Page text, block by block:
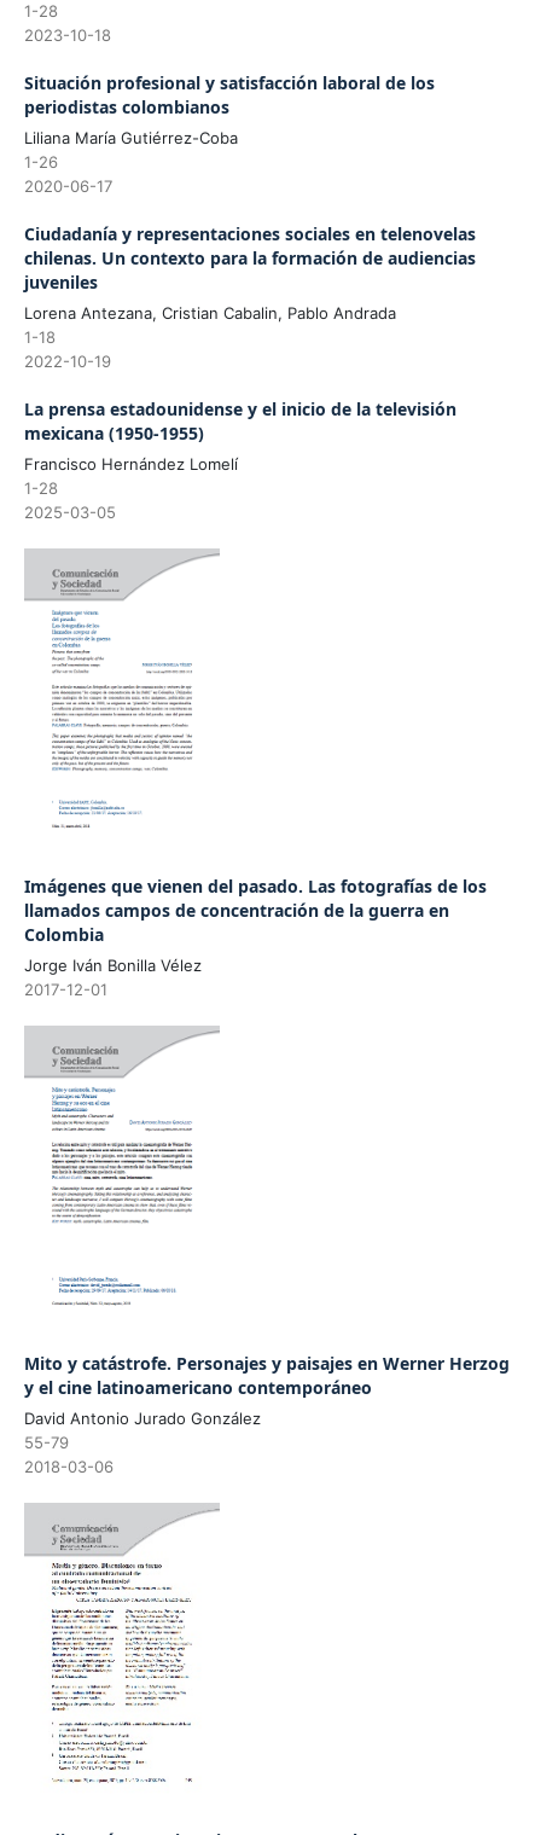
1-28
2023-10-18
Situación profesional y satisfacción laboral de los
periodistas colombianos
Liliana María Gutiérrez-Coba
1-26
2020-06-17
Ciudadanía y representaciones sociales en telenovelas
chilenas. Un contexto para la formación de audiencias
juveniles
Lorena Antezana, Cristian Cabalin, Pablo Andrada
1-18
2022-10-19
La prensa estadounidense y el inicio de la televisión
mexicana (1950-1955)
Francisco Hernández Lomelí
1-28
2025-03-05
Imágenes que vienen del pasado. Las fotografías de los
llamados campos de concentración de la guerra en
Colombia
Jorge Iván Bonilla Vélez
2017-12-01
Mito y catástrofe. Personajes y paisajes en Werner Herzog
y el cine latinoamericano contemporáneo
David Antonio Jurado González
55-79
2018-03-06